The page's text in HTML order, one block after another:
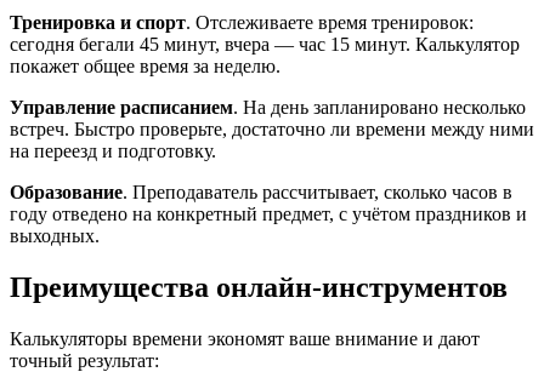
Тренировка и спорт. Отслеживаете время тренировок:
сегодня бегали 45 минут, вчера — час 15 минут. Калькулятор
покажет общее время за неделю.
Управление расписанием. На день запланировано несколько
встреч. Быстро проверьте, достаточно ли времени между ними
на переезд и подготовку.
Образование. Преподаватель рассчитывает, сколько часов в
году отведено на конкретный предмет, с учётом праздников и
выходных.
Преимущества онлайн-инструментов
Калькуляторы времени экономят ваше внимание и дают
точный результат: